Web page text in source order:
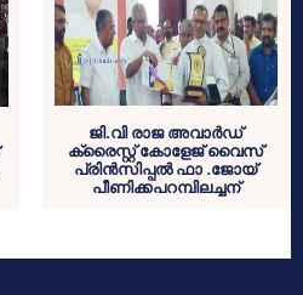
ജി.വി രാജ അവാര്‍ഡ്
ക്രൈസ്റ്റ് കോളേജ് വൈസ്
പ്രിന്‍സിപ്പല്‍ ഫാ .ജോയ്
പീണിക്കപറമ്പിലച്ചന്